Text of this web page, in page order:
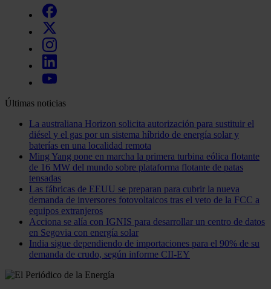
Últimas noticias
La australiana Horizon solicita autorización para sustituir el
diésel y el gas por un sistema híbrido de energía solar y
baterías en una localidad remota
Ming Yang pone en marcha la primera turbina eólica flotante
de 16 MW del mundo sobre plataforma flotante de patas
tensadas
Las fábricas de EEUU se preparan para cubrir la nueva
demanda de inversores fotovoltaicos tras el veto de la FCC a
equipos extranjeros
Acciona se alía con IGNIS para desarrollar un centro de datos
en Segovia con energía solar
India sigue dependiendo de importaciones para el 90% de su
demanda de crudo, según informe CII-EY